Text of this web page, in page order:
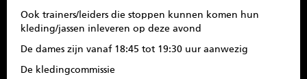
Ook trainers/leiders die stoppen kunnen komen hun
kleding/jassen inleveren op deze avond
De dames zijn vanaf 18:45 tot 19:30 uur aanwezig
De kledingcommissie